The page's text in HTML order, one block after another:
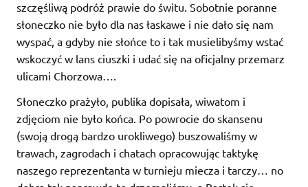
szczęśliwą podróż prawie do świtu. Sobotnie poranne
słoneczko nie było dla nas łaskawe i nie dało się nam
wyspać, a gdyby nie słońce to i tak musielibyśmy wstać
wskoczyć w lans ciuszki i udać się na oficjalny przemarz
ulicami Chorzowa….
Słoneczko prażyło, publika dopisała, wiwatom i
zdjęciom nie było końca. Po powrocie do skansenu
(swoją drogą bardzo urokliwego) buszowaliśmy w
trawach, zagrodach i chatach opracowując taktykę
naszego reprezentanta w turnieju miecza i tarczy… no